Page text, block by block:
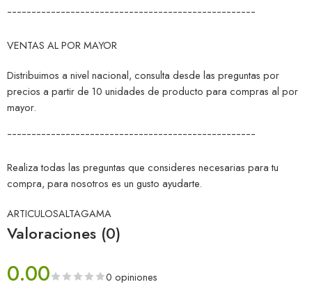
¯¯¯¯¯¯¯¯¯¯¯¯¯¯¯¯¯¯¯¯¯¯¯¯¯¯¯¯¯¯¯¯¯¯¯¯¯¯¯¯¯¯¯¯¯¯¯¯¯¯¯
VENTAS AL POR MAYOR
Distribuimos a nivel nacional, consulta desde las preguntas por
precios a partir de 10 unidades de producto para compras al por
mayor.
¯¯¯¯¯¯¯¯¯¯¯¯¯¯¯¯¯¯¯¯¯¯¯¯¯¯¯¯¯¯¯¯¯¯¯¯¯¯¯¯¯¯¯¯¯¯¯¯¯¯¯
Realiza todas las preguntas que consideres necesarias para tu
compra, para nosotros es un gusto ayudarte.
ARTICULOSALTAGAMA
Valoraciones (0)
0.00 0 opiniones